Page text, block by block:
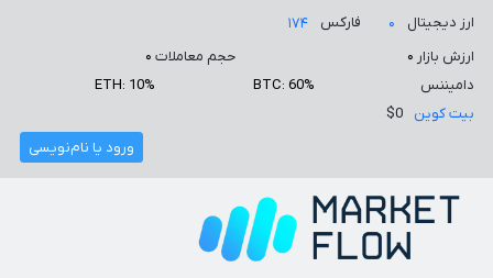
ارز دیجیتال ۰ فارکس
۱۷۴
ارزش بازار ۰ حجم معاملات ۰
دامیننس
BTC: 60%
ETH: 10%
بیت کوین
$0
ورود یا نام‌نویسی